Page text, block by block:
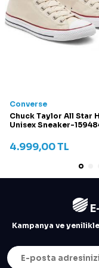
Converse
Chuck Taylor All Star
Unisex Sneaker-
4.999,00TL
Kampanya ve